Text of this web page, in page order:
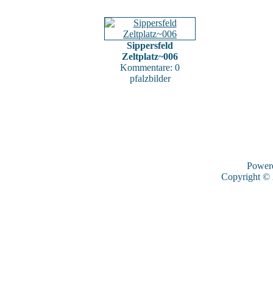
Sippersfeld
Zeltplatz~006
Kommentare: 0
pfalzbilder
Copyright ©